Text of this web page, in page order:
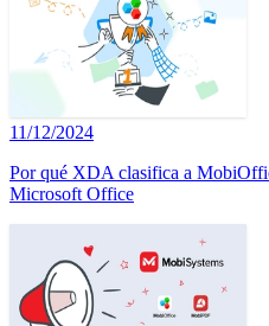
11/12/2024
Por qué XDA clasifica a
Microsoft Office